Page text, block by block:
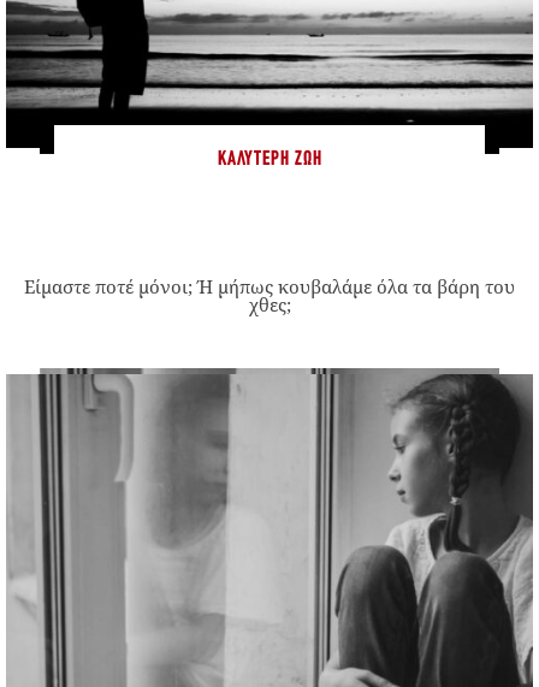
ΚΑΛΎΤΕΡΗ ΖΩΉ
Είμαστε ποτέ μόνοι; Ή μήπως κουβαλάμε όλα τα βάρη του
χθες;